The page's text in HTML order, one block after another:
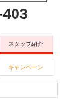
スタッフ紹介
キャンペーン